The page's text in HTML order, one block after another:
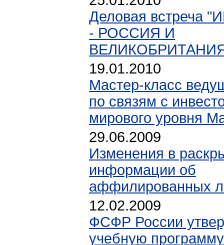
Деловая встреча
- РОССИЯ И
19.01.2010
Мастер-класс
по связям с
мирового уровня
29.06.2009
Изменения в
информации об
аффилированных
12.02.2009
ФСФР России
учебную программу